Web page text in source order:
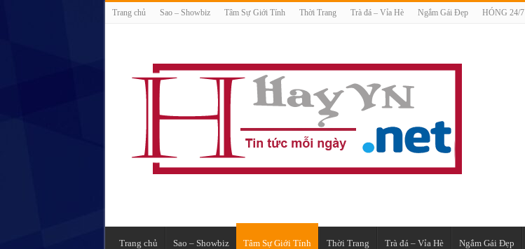
Trang chủ Sao – Showbiz Tâm Sự Giới Tính Thời Trang Trà đá – Vỉa Hè Ngắm Gái Đẹp HÓNG 24/7
Trang chủ Sao – Showbiz Tâm Sự Giới Tính Thời Trang Trà đá – Vỉa Hè Ngắm Gái Đẹp